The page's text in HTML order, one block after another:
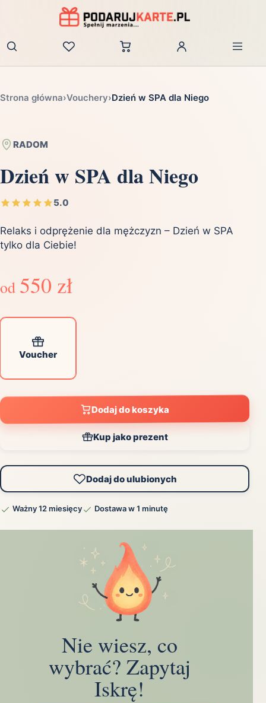
Zaloguj
Strona główna›Vouchery›Dzień w SPA dla Niego
RADOM
Dzień w SPA dla Niego
5.0
Relaks i odprężenie dla mężczyzn – Dzień w SPA
tylko dla Ciebie!
od 550 zł
Voucher
Dodaj do koszyka
Kup jako prezent
Dodaj do ulubionych
Ważny 12 miesięcy Dostawa w 1 minutę
Nie wiesz, co
wybrać? Zapytaj
Iskrę!